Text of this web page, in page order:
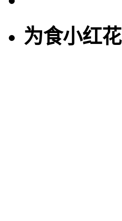
为食小红花